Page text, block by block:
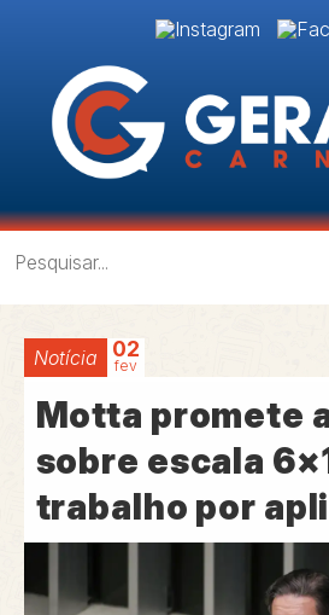
Notícia 02
fev
Motta promete
sobre escala
trabalho por